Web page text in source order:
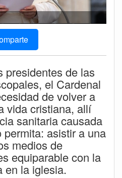
presidentes de las
el Cardenal
de volver a
vida cristiana, allí
sanitaria causada
asistir a una
medios de
equiparable con la
en la iglesia.